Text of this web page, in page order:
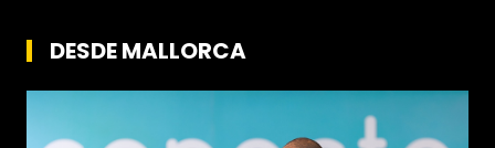
DESDE MALLORCA